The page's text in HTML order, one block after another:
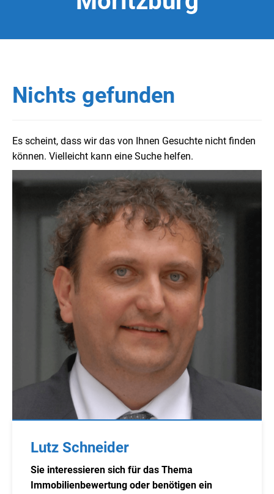
Nichts gefunden
Es scheint, dass wir das von Ihnen Gesuchte nicht finden
können. Vielleicht kann eine Suche helfen.
Lutz Schneider
Sie interessieren sich für das Thema
Immobilienbewertung oder benötigen ein